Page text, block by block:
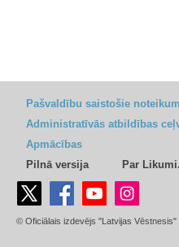
Pašvaldību saistošie
Administratīvās atbildības
Apmācības
Pilnā versija
Par
© Oficiālais izdevējs "Latvijas Vēstnesis"